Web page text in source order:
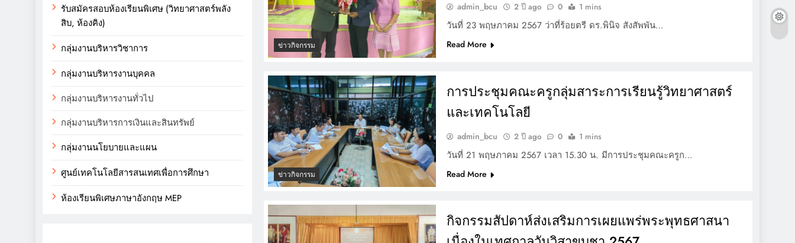
รับสมัครสอบห้องเรียนพิเศษ (วิทยาศาสตร์พลัง
สิบ, ห้องคิง)
กลุ่มงานบริหารวิชาการ
กลุ่มงานบริหารงานบุคคล
กลุ่มงานบริหารงานทั่วไป
กลุ่มงานบริหารการเงินและสินทรัพย์
กลุ่มงานนโยบายและแผน
ศูนย์เทคโนโลยีสารสนเทศเพื่อการศึกษา
ห้องเรียนพิเศษภาษาอังกฤษ MEP
ข่าวกิจกรรม
admin_bcu 2 ปี ago 0 1 mins
วันที่ 23 พฤษภาคม 2567 ว่าที่ร้อยตรี ดร.พินิจ สังสัพพัน…
Read More
ข่าวกิจกรรม
การประชุมคณะครูกลุ่มสาระการเรียนรู้วิทยาศาสตร์
และเทคโนโลยี
admin_bcu 2 ปี ago 0 1 mins
วันที่ 21 พฤษภาคม 2567 เวลา 15.30 น. มีการประชุมคณะครูก…
Read More
กิจกรรมสัปดาห์ส่งเสริมการเผยแพร่พระพุทธศาสนา